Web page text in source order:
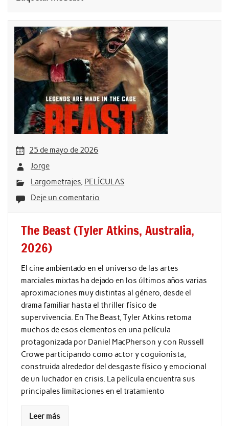
25 de mayo de 2026
Jorge
Largometrajes, PELÍCULAS
Deje un comentario
The Beast (Tyler Atkins, Australia,
2026)
El cine ambientado en el universo de las artes
marciales mixtas ha dejado en los últimos años varias
aproximaciones muy distintas al género, desde el
drama familiar hasta el thriller físico de
supervivencia. En The Beast, Tyler Atkins retoma
muchos de esos elementos en una película
protagonizada por Daniel MacPherson y con Russell
Crowe participando como actor y coguionista,
construida alrededor del desgaste físico y emocional
de un luchador en crisis. La película encuentra sus
principales limitaciones en el tratamiento
Leer más